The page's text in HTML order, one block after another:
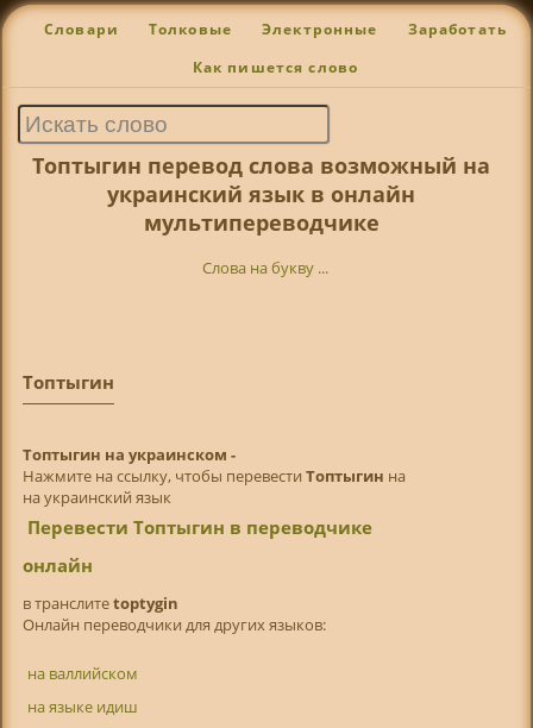
Словари Толковые Электронные Заработать
Как пишется слово
Топтыгин перевод слова возможный на
украинский язык в онлайн
мультипереводчике
Слова на букву ...
Топтыгин
Топтыгин на украинском -
Нажмите на ссылку, чтобы перевести Топтыгин на
на украинский язык
Перевести Топтыгин в переводчике
онлайн
в транслитetoptygin
Онлайн переводчики для других языков:
на валлийском
на языке идиш